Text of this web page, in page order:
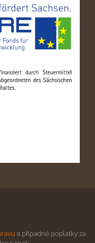
a případné poplatky za